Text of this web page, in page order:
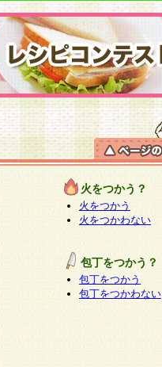
火をつかう？
火をつかう
火をつかわない
包丁をつかう？
包丁をつかう
包丁をつかわない